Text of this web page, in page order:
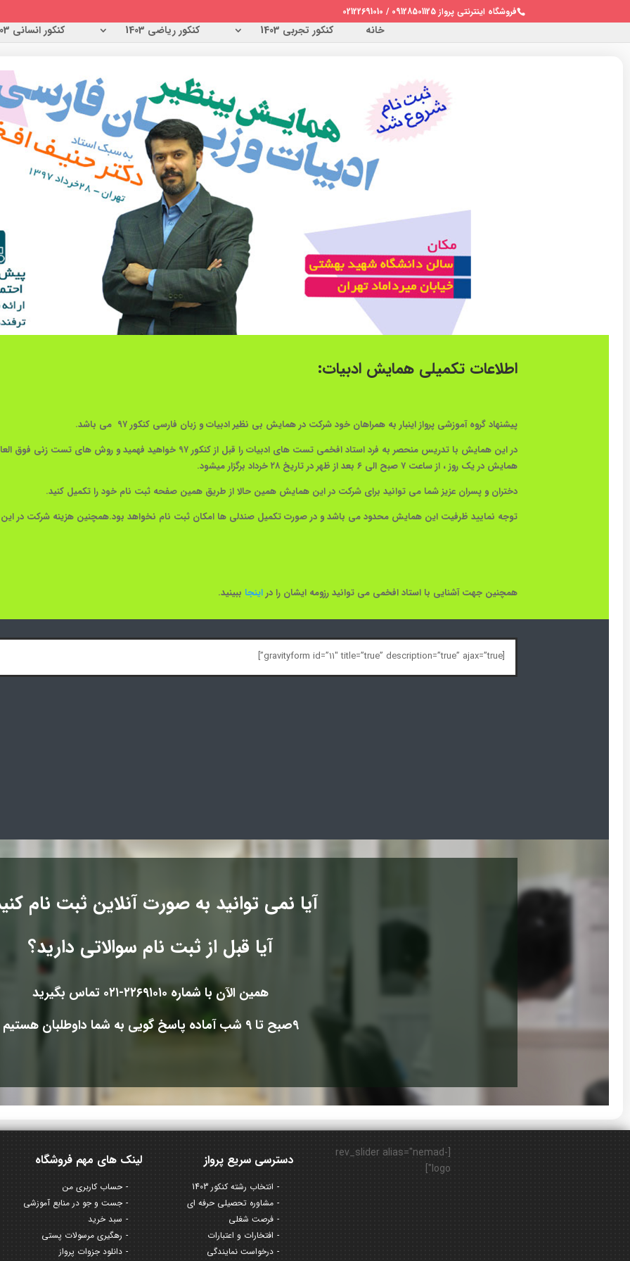
فروشگاه اینترنتی پرواز 09128501125 / 02122691010
خانه کنکور تجربی 1403 کنکور ریاضی 1403 کنکور انسانی 1403
اطلاعات تکمیلی همایش ادبیات:
پیشنهاد گروه آموزشی پرواز اینبار به همراهان خود شرکت در همایش بی نظیر ادبیات و زبان فارسی کنکور ۹۷ می باشد.
در این همایش با تدریس منحصر به فرد استاد افخمی تست های ادبیات را قبل از
همایش در یک روز ، از ساعت ۷ صبح الی ۶ بعد از ظهر در تاریخ ۲۸ خرداد برگزار میشود.
دختران و پسران عزیز شما می توانید برای شرکت در این همایش همین حالا از طریق همین صفحه ثبت نام خود را تکمیل کنید.
توجه نمایید ظرفیت این همایش محدود می باشد و در صورت تکمیل صندلی ها امکان ثبت نام نخواهد بود.همچنین هزینه شرکت در این همایش ۲۰۰/۰۰۰
همچنین جهت آشنایی با استاد افخمی می توانید رزومه ایشان را دراینجا ببینید.
[gravityform id=”11″ title=”true” description=”true” ajax=”true”]
آیا نمی توانید به صورت آنلاین ثبت نام
آیا قبل از ثبت نام سوالاتی دارید؟
همین الآن با شماره ۲۲۶۹۱۰۱۰-۰۲۱ تماس بگیرید
۹صبح تا ۹ شب آماده پاسخ گویی به شما داوطلبان هستیم
لینک های مهم فروشگاه
حساب کاربری من
جست و جو در منابع آموزشی
سبد خرید
رهگیری مرسولات پستی
دانلود جزوات پرواز
دسترسی سریع پرواز
انتخاب رشته کنکور 1403
مشاوره تحصیلی حرفه ای
فرصت شغلی
افتخارات و اعتبارات
درخواست نمایندگی
[rev_slider alias="nemad-
logo"]